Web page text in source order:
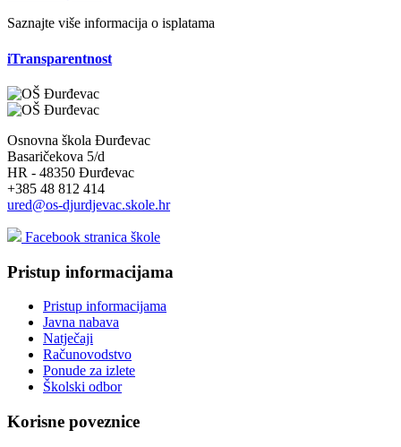
Saznajte više informacija o isplatama
iTransparentnost
Osnovna škola Đurđevac
Basaričekova 5/d
HR - 48350 Đurđevac
+385 48 812 414
ured@os-djurdjevac.skole.hr
Facebook stranica škole
Pristup informacijama
Pristup informacijama
Javna nabava
Natječaji
Računovodstvo
Ponude za izlete
Školski odbor
Korisne poveznice